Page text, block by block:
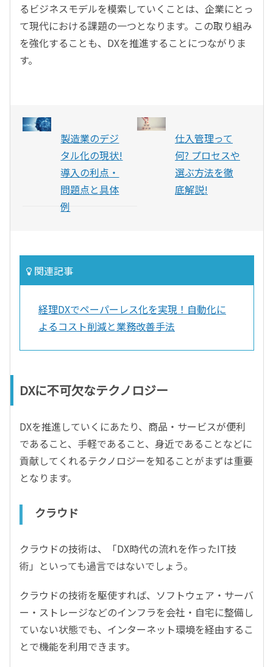
るビジネスモデルを模索していくことは、企業にとっ
て現代における課題の一つとなります。この取り組み
を強化することも、DXを推進することにつながりま
す。
製造業のデジ
タル化の現状!
導入の利点・
問題点と具体
例
仕入管理って
何? プロセスや
選ぶ方法を徹
底解説!
関連記事
経理DXでペーパーレス化を実現！自動化に
よるコスト削減と業務改善手法
DXに不可欠なテクノロジー
DXを推進していくにあたり、商品・サービスが便利
であること、手軽であること、身近であることなどに
貢献してくれるテクノロジーを知ることがまずは重要
となります。
クラウド
クラウドの技術は、「DX時代の流れを作ったIT技
術」といっても過言ではないでしょう。
クラウドの技術を駆使すれば、ソフトウェア・サーバ
ー・ストレージなどのインフラを会社・自宅に整備し
ていない状態でも、インターネット環境を経由するこ
とで機能を利用できます。